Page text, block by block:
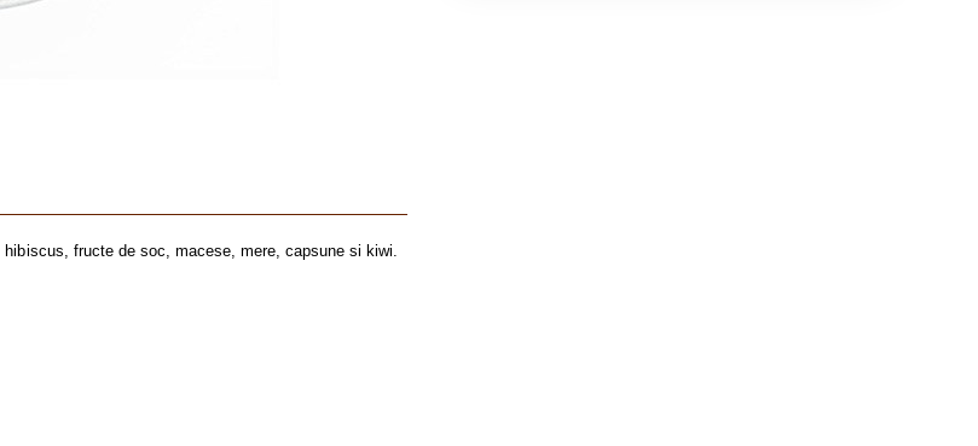
fructe de soc, macese, mere, capsune si kiwi.